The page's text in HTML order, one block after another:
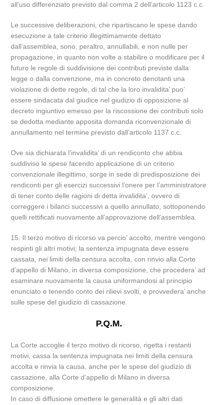
all’uso differenziato previsto dal comma 2 dell’articolo 1123 c.c.
Le successive deliberazioni, che ripartiscano le spese dando
esecuzione a tale criterio illegittimamente dettato
dall’assemblea, sono, peraltro, annullabili, e non nulle per
propagazione, in quanto non volte a stabilire o modificare per il
futuro le regole di suddivisione dei contributi previste dalla
legge o dalla convenzione, ma in concreto denotanti una
violazione di dette regole, di tal che la loro invalidita’ puo’
essere sindacata dal giudice nel giudizio di opposizione al
decreto ingiuntivo emesso per la riscossione dei contributi solo
se dedotta mediante apposita domanda riconvenzionale di
annullamento nel termine previsto dall’articolo 1137 c.c.
Ove sia dichiarata l’invalidita’ di un rendiconto che abbia
suddiviso le spese facendo applicazione di un criterio
convenzionale illegittimo, sorge in sede di predisposizione dei
rendiconti per gli esercizi successivi l’onere per l’amministratore
di tener conto delle ragioni di detta invalidita’, ovvero di
correggere i bilanci successivi a quello annullato, sottoponendo
quelli rettificati nuovamente all’approvazione dell’assemblea.
15. Il terzo motivo di ricorso va percio’ accolto, mentre vengono
respinti gli altri motivi; la sentenza impugnata deve essere
cassata, nei limiti della censura accolta, con rinvio alla Corte
d’appello di Milano, in diversa composizione, che procedera’ ad
esaminare nuovamente la causa uniformandosi al principio
enunciato e tenendo conto dei rilievi svolti, e provvedera’ anche
sulle spese del giudizio di cassazione.
P.Q.M.
La Corte accoglie il terzo motivo di ricorso, rigetta i restanti
motivi, cassa la sentenza impugnata nei limiti della censura
accolta e rinvia la causa, anche per le spese del giudizio di
cassazione, alla Corte d’appello di Milano in diversa
composizione.
In caso di diffusione omettere le generalità e gli altri dati